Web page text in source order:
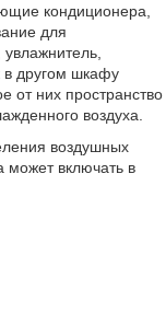
кондиционера,
для
в другом шкафу
от них пространство
воздуха.
воздушных
может включать в